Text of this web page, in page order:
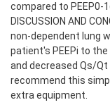
compared to PEEP0-
DISCUSSION AND
non-dependent lung
patient's PEEPi to
and decreased Qs/Qt
recommend this
extra equipment.